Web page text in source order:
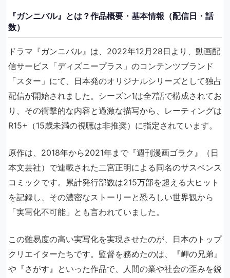
『ガンニバル』とは？作品概要・基本情報（配信日・話
数）
ドラマ『ガンニバル』は、2022年12月28日より、動画配
信サービス「ディズニープラス」のコンテンツブランド
「スター」にて、日本発のオリジナルシリーズとして独占
配信が開始されました。シーズン1は全7話で構成されてお
り、その衝撃的な内容と過激な描写から、レーティングは
R15+（15歳未満の視聴は非推奨）に指定されています。
原作は、2018年から2021年まで『週刊漫画ゴラク』（日
本文芸社）で連載された二宮正明による同名のサスペンス
コミックです。累計発行部数は215万部を超える大ヒット
を記録し、その濃密なストーリーと恐ろしい世界観から
「実写化不可能」とも言われていました。
この難易度の高い実写化を実現させたのが、日本のトップ
クリエイターたちです。監督を務めたのは、『岬の兄弟』
や『さがす』といった作品で、人間の業や社会の歪みを鋭